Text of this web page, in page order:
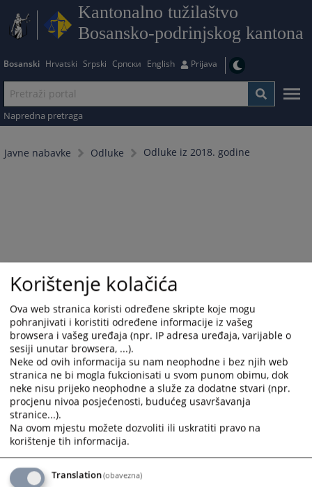
Kantonalno tužilaštvo
Bosansko-podrinjskog kantona
Bosanski Hrvatski Srpski Српски English Prijava
Napredna pretraga
Javne nabavke Odluke Odluke iz 2018. godine
Trenutno nema vijesti
Korištenje kolačića
Ova web stranica koristi određene skripte koje mogu
pohranjivati i koristiti određene informacije iz vašeg
browsera i vašeg uređaja (npr. IP adresa uređaja, varijable o
sesiji unutar browsera, ...).
Neke od ovih informacija su nam neophodne i bez njih web
stranica ne bi mogla fukcionisati u svom punom obimu, dok
neke nisu prijeko neophodne a služe za dodatne stvari (npr.
procjenu nivoa posjećenosti, budućeg usavršavanja
stranice...).
Na ovom mjestu možete dozvoliti ili uskratiti pravo na
korištenje tih informacija.
Translation(obavezna)